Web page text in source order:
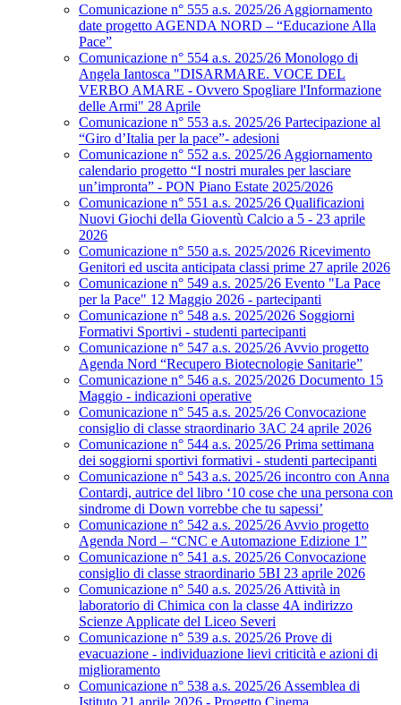
Comunicazione n° 555 a.s. 2025/26 Aggiornamento
date progetto AGENDA NORD – “Educazione Alla
Pace”
Comunicazione n° 554 a.s. 2025/26 Monologo di
Angela Iantosca "DISARMARE. VOCE DEL
VERBO AMARE - Ovvero Spogliare l'Informazione
delle Armi" 28 Aprile
Comunicazione n° 553 a.s. 2025/26 Partecipazione al
“Giro d’Italia per la pace”- adesioni
Comunicazione n° 552 a.s. 2025/26 Aggiornamento
calendario progetto “I nostri murales per lasciare
un’impronta” - PON Piano Estate 2025/2026
Comunicazione n° 551 a.s. 2025/26 Qualificazioni
Nuovi Giochi della Gioventù Calcio a 5 - 23 aprile
2026
Comunicazione n° 550 a.s. 2025/2026 Ricevimento
Genitori ed uscita anticipata classi prime 27 aprile 2026
Comunicazione n° 549 a.s. 2025/26 Evento "La Pace
per la Pace" 12 Maggio 2026 - partecipanti
Comunicazione n° 548 a.s. 2025/2026 Soggiorni
Formativi Sportivi - studenti partecipanti
Comunicazione n° 547 a.s. 2025/26 Avvio progetto
Agenda Nord “Recupero Biotecnologie Sanitarie”
Comunicazione n° 546 a.s. 2025/2026 Documento 15
Maggio - indicazioni operative
Comunicazione n° 545 a.s. 2025/26 Convocazione
consiglio di classe straordinario 3AC 24 aprile 2026
Comunicazione n° 544 a.s. 2025/26 Prima settimana
dei soggiorni sportivi formativi - studenti partecipanti
Comunicazione n° 543 a.s. 2025/26 incontro con Anna
Contardi, autrice del libro ‘10 cose che una persona con
sindrome di Down vorrebbe che tu sapessi’
Comunicazione n° 542 a.s. 2025/26 Avvio progetto
Agenda Nord – “CNC e Automazione Edizione 1”
Comunicazione n° 541 a.s. 2025/26 Convocazione
consiglio di classe straordinario 5BI 23 aprile 2026
Comunicazione n° 540 a.s. 2025/26 Attività in
laboratorio di Chimica con la classe 4A indirizzo
Scienze Applicate del Liceo Severi
Comunicazione n° 539 a.s. 2025/26 Prove di
evacuazione - individuazione lievi criticità e azioni di
miglioramento
Comunicazione n° 538 a.s. 2025/26 Assemblea di